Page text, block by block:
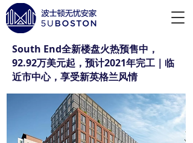
South End全新楼盘火热预售中，
92.92万美元起，预计2021年完工｜临
近市中心，享受新英格兰风情